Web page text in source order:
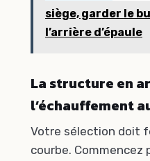
siège, garder le
l’arrière d’épaule
La structure en
l’échauffement
Votre sélection doit
courbe. Commencez